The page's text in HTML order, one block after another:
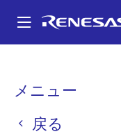
ン
メニュー
戻る
パ
く
リファレ
CMOS セ
ラのリフ